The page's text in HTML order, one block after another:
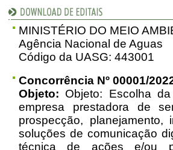
MINISTÉRIO DO MEIO
Agência Nacional de Aguas
Código da UASG: 443001
Concorrência Nº 00001/
Objeto: Objeto: Escolha
empresa prestadora de
prospecção, planejamento,
soluções de comunicação
técnica de ações e/ou